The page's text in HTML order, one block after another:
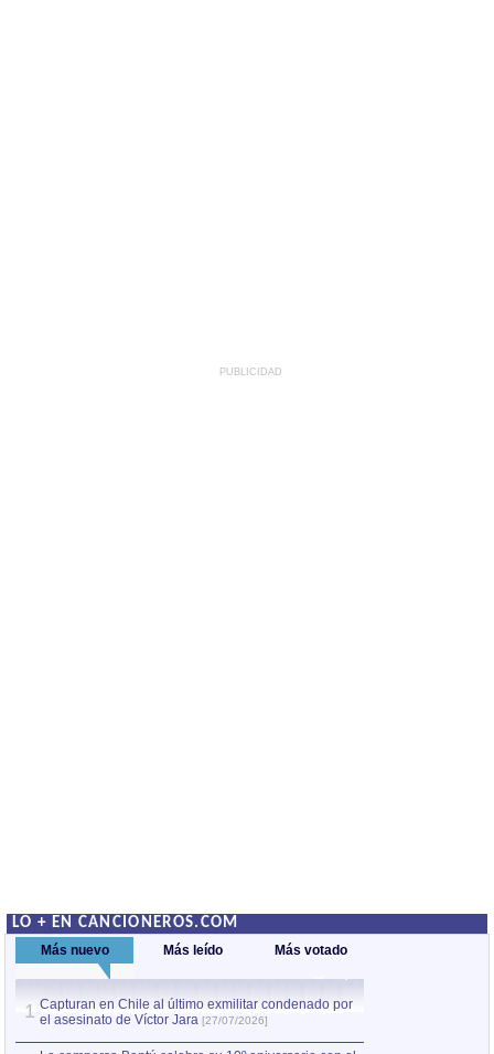
PUBLICIDAD
LO + EN CANCIONEROS.COM
Más nuevo Más leído Más votado
1 Capturan en Chile al último exmilitar condenado por
el asesinato de Víctor Jara [27/07/2026]